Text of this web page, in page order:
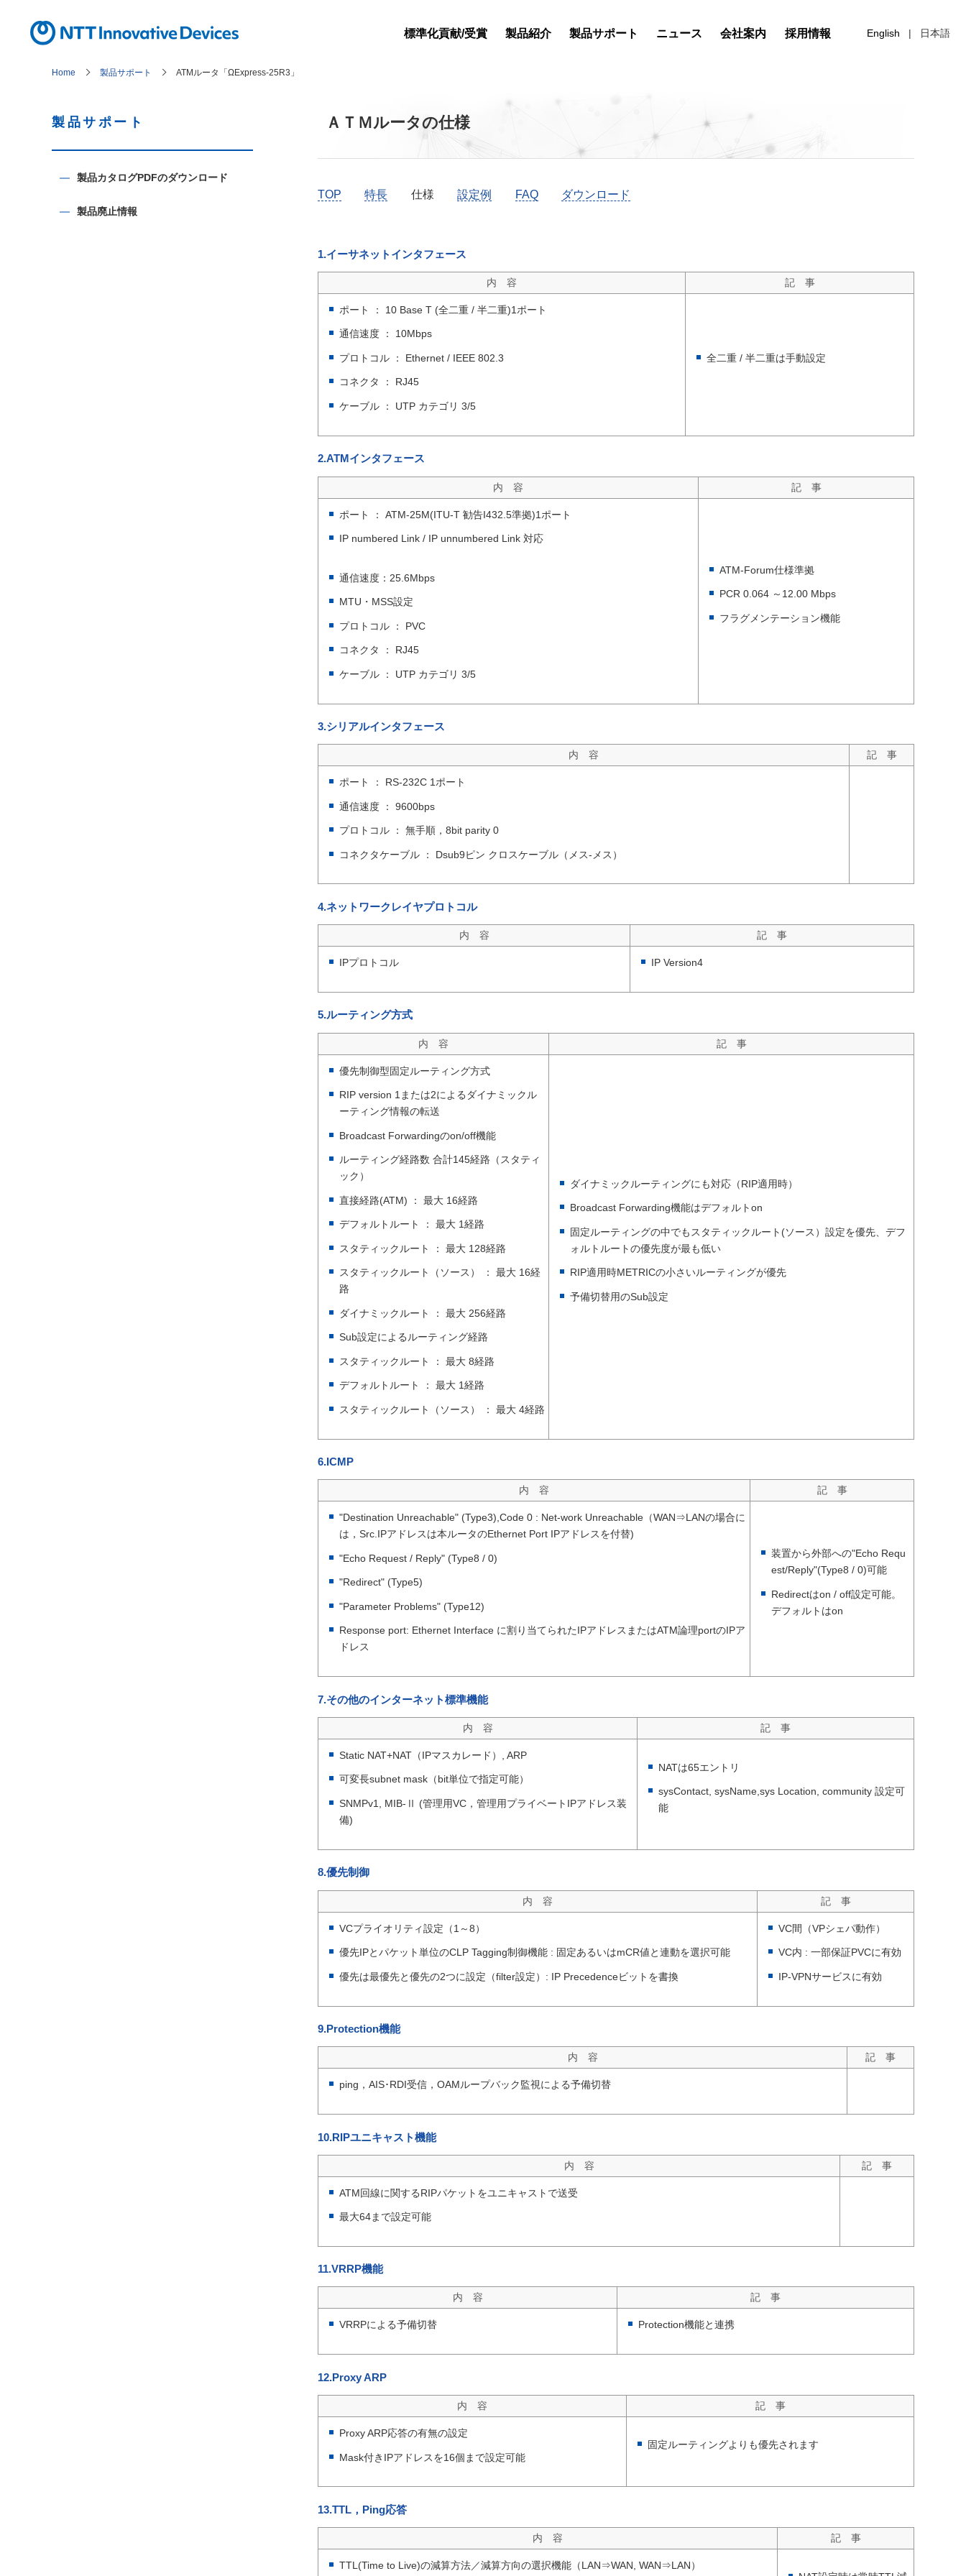
標準化貢献/受賞 製品紹介 製品サポート ニュース 会社案内 採用情報 English 日本語
Home 製品サポート ATMルータ「ΩExpress-25R3」
ＡＴＭルータの仕様
TOP 特長 仕様 設定例 FAQ ダウンロード
1.イーサネットインタフェース
内 容 記 事
ポート ： 10 Base T (全二重 / 半二重)1ポート
通信速度 ： 10Mbps
プロトコル ： Ethernet / IEEE 802.3
コネクタ ： RJ45
ケーブル ： UTP カテゴリ 3/5
全二重 / 半二重は手動設定
2.ATMインタフェース
内 容 記 事
ポート ： ATM-25M(ITU-T 勧告I432.5準拠)1ポート
IP numbered Link / IP unnumbered Link 対応
通信速度：25.6Mbps
MTU・MSS設定
プロトコル ： PVC
コネクタ ： RJ45
ケーブル ： UTP カテゴリ 3/5
ATM-Forum仕様準拠
PCR 0.064 ～12.00 Mbps
フラグメンテーション機能
3.シリアルインタフェース
内 容 記 事
ポート ： RS-232C 1ポート
通信速度 ： 9600bps
プロトコル ： 無手順，8bit parity 0
コネクタケーブル ： Dsub9ピン クロスケーブル（メス-メス）
4.ネットワークレイヤプロトコル
内 容 記 事
IPプロトコル IP Version4
5.ルーティング方式
内 容 記 事
優先制御型固定ルーティング方式
RIP version 1または2によるダイナミックル
ーティング情報の転送
Broadcast Forwardingのon/off機能
ルーティング経路数 合計145経路（スタティ
ック）
直接経路(ATM) ： 最大 16経路
デフォルトルート ： 最大 1経路
スタティックルート ： 最大 128経路
スタティックルート（ソース） ： 最大 16経
路
ダイナミックルート ： 最大 256経路
Sub設定によるルーティング経路
スタティックルート ： 最大 8経路
デフォルトルート ： 最大 1経路
スタティックルート（ソース） ： 最大 4経路
ダイナミックルーティングにも対応（RIP適用時）
Broadcast Forwarding機能はデフォルトon
固定ルーティングの中でもスタティックルート(ソース）設定を優先、デフ
ォルトルートの優先度が最も低い
RIP適用時METRICの小さいルーティングが優先
予備切替用のSub設定
6.ICMP
内 容 記 事
"Destination Unreachable" (Type3),Code 0 : Net-work Unreachable（WAN⇒LANの場合に
は，Src.IPアドレスは本ルータのEthernet Port IPアドレスを付替)
"Echo Request / Reply" (Type8 / 0)
"Redirect" (Type5)
"Parameter Problems" (Type12)
Response port: Ethernet Interface に割り当てられたIPアドレスまたはATM論理portのIPア
ドレス
装置から外部への"Echo Requ
est/Reply"(Type8 / 0)可能
Redirectはon / off設定可能。
デフォルトはon
7.その他のインターネット標準機能
内 容 記 事
Static NAT+NAT（IPマスカレード）, ARP
可変長subnet mask（bit単位で指定可能）
SNMPv1, MIB-Ⅱ (管理用VC，管理用プライベートIPアドレス装
備)
NATは65エントリ
sysContact, sysName,sys Location, community 設定可
能
8.優先制御
内 容 記 事
VCプライオリティ設定（1～8）
優先IPとパケット単位のCLP Tagging制御機能 : 固定あるいはmCR値と連動を選択可能
優先は最優先と優先の2つに設定（filter設定）: IP Precedenceビットを書換
VC間（VPシェパ動作）
VC内 : 一部保証PVCに有効
IP-VPNサービスに有効
9.Protection機能
内 容 記 事
ping，AIS･RDI受信，OAMループバック監視による予備切替
10.RIPユニキャスト機能
内 容 記 事
ATM回線に関するRIPパケットをユニキャストで送受
最大64まで設定可能
11.VRRP機能
内 容 記 事
VRRPによる予備切替 Protection機能と連携
12.Proxy ARP
内 容 記 事
Proxy ARP応答の有無の設定
Mask付きIPアドレスを16個まで設定可能
固定ルーティングよりも優先されます
13.TTL，Ping応答
内 容 記 事
TTL(Time to Live)の減算方法／減算方向の選択機能（LAN⇒WAN, WAN⇒LAN）
製品サポート
製品カタログPDFのダウンロード
製品廃止情報